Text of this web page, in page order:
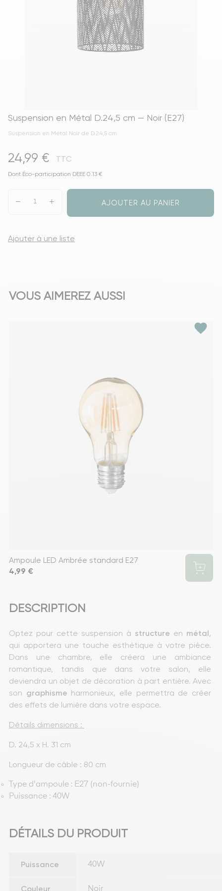
Suspension en Métal D.24,5 cm — Noir (E27)
Suspension en Métal Noir de D.24,5 cm
24,99 € TTC
Dont Éco-participation DEEE 0.13 €
AJOUTER AU PANIER
Ajouter à une liste
VOUS AIMEREZ AUSSI
favorite
Ampoule LED Ambrée standard E27
Prix
4,99 €
DESCRIPTION
Optez pour cette suspension à structure en métal,
qui apportera une touche esthétique à votre pièce.
Dans une chambre, elle créera une ambiance
romantique, tandis que dans votre salon, elle
deviendra un objet de décoration à part entière. Avec
son graphisme harmonieux, elle permettra de créer
des effets de lumière dans votre espace.
Détails dimensions :
D. 24,5 x H. 31 cm
Longueur de câble : 80 cm
Type d'ampoule : E27 (non-fournie)
Puissance : 40W
DÉTAILS DU PRODUIT
Puissance 40W
Couleur Noir